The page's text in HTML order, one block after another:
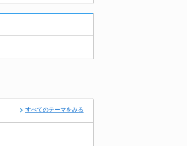
すべてのテーマをみる